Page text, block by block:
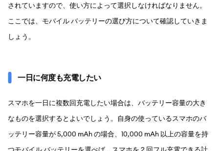
されていますので、使い方によって選択しなければなりません。
ここでは、モバイル バッテリーの選び方について確認していきま
しょう。
一日に何度も充電したい
スマホを一日に複数回充電したい場合は、バッテリー容量の大き
なものを選択するとよいでしょう。自身の使っているスマホのバ
ッテリー容量が 5,000 mAh の場合、10,000 mAh 以上の容量を持